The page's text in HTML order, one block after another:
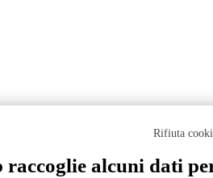
Rifiuta
raccoglie alcuni dati